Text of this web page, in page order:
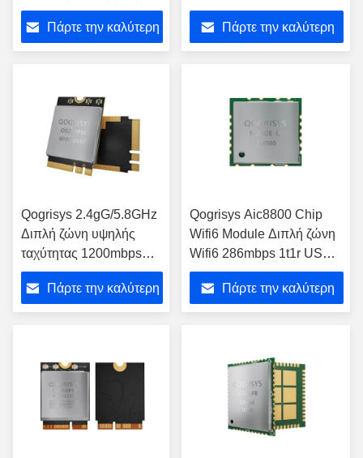
μονάδα wifi νέα μονάδα
wifi6 6252C-PUB
Πάρτε την καλύτερη
1T1R Υποστήριξη USB
Bt5.4 Μονάδα Wifi
Πάρτε την καλύτερη
Qogrisys 2.4gG/5.8GHz
Διπλή ζώνη υψηλής
ταχύτητας 1200mbps
Wifi6 O9201PM 2t2r Wifi
ΜοντέλοΠάρτε την καλύτερη
Qogrisys Aic8800 Chip
Wifi6 Module Διπλή ζώνη
Wifi6 286mbps 1t1r USB
με Bt5.4 Wifi Module
Πάρτε την καλύτερη